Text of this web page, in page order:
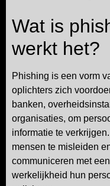
Wat is
werkt het?
Phishing is een vorm
oplichters zich
banken,
organisaties, om
informatie te
mensen te misleiden
communiceren met
werkelijkheid hun